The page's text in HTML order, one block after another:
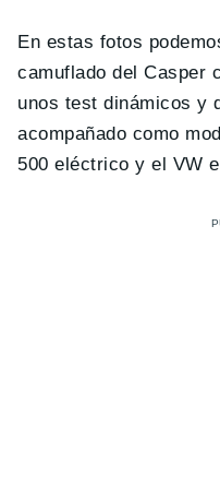
En estas fotos
camuflado del Casper
unos test dinámicos y
acompañado como
500 eléctrico y el VW